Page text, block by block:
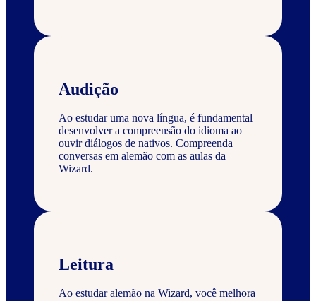
Audição
Ao estudar uma nova língua, é fundamental
desenvolver a compreensão do idioma ao
ouvir diálogos de nativos. Compreenda
conversas em alemão com as aulas da
Wizard.
Leitura
Ao estudar alemão na Wizard, você melhora